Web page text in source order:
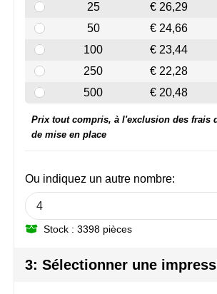
MiniMAX
Moleskine
NoStress
Ocean Bottle
Parker pennen
Peekay
25
€ 26,29
50
€ 24,66
100
€ 23,44
250
€ 22,28
500
€ 20,48
Ou indiquez un autre nombre:
Stock : 3398 pièces
Prix tout compris, à l'exclusion des frais
de mise en place
3: Sélectionner une